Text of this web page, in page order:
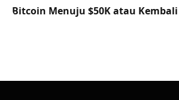
Bitcoin Menuju $50K atau Kembali